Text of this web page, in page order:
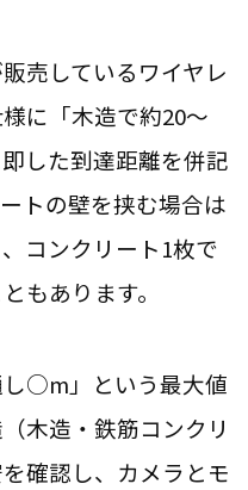
売しているワイヤレ
に「木造で約20〜
した到達距離を併記
トの壁を挟む場合は
コンクリート1枚で
もあります。
○m」という最大値
木造・鉄筋コンクリ
確認し、カメラとモ